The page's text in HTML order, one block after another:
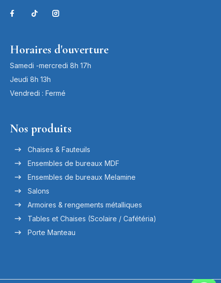
Horaires d'ouverture
Samedi -mercredi 8h 17h
Jeudi 8h 13h
Vendredi : Fermé
Nos produits
Chaises & Fauteuils
Ensembles de bureaux MDF
Ensembles de bureaux Melamine
Salons
Armoires & rengements métalliques
Tables et Chaises (Scolaire / Cafétéria)
Porte Manteau